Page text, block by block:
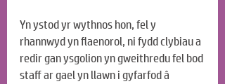
Yn ystod yr wythnos hon, fel y
rhannwyd yn flaenorol, ni fydd clybiau a
redir gan ysgolion yn gweithredu fel bod
staff ar gael yn llawn i gyfarfod â